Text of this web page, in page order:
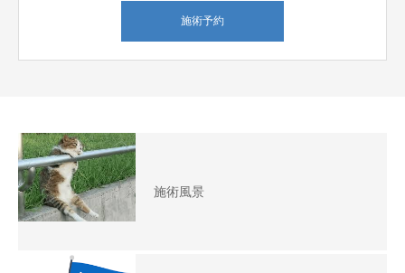
施術予約
施術風景